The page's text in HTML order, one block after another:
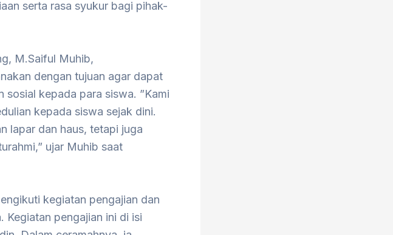
serta rasa syukur bagi pihak-
M.Saiful Muhib,
dengan tujuan agar dapat
sosial kepada para siswa. ”Kami
kepada siswa sejak dini.
lapar dan haus, tetapi juga
ujar Muhib saat
kegiatan pengajian dan
Kegiatan pengajian ini di isi